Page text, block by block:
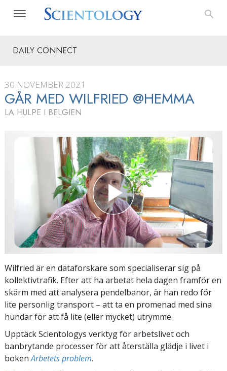
DAILY CONNECT
30 NOVEMBER 2021
GÅR MED WILFRIED @HEMMA
LA HULPE I BELGIEN
Wilfried är en dataforskare som specialiserar sig på
kollektivtrafik. Efter att ha arbetat hela dagen framför en
skärm med att analysera pendelbanor, är han redo för
lite personlig transport – att ta en promenad med sina
hundar för att få lite (eller mycket) utrymme.
Upptäck Scientologys verktyg för arbetslivet och
banbrytande processer för att återställa glädje i livet i
bokenArbetets problem.